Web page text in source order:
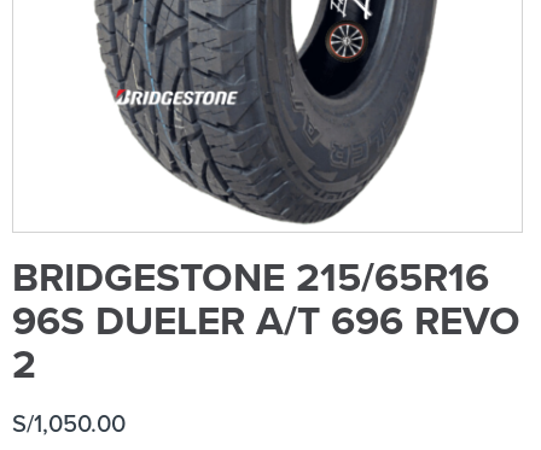
BRIDGESTONE 215/65R16
96S DUELER A/T 696 REVO
2
S/1,050.00